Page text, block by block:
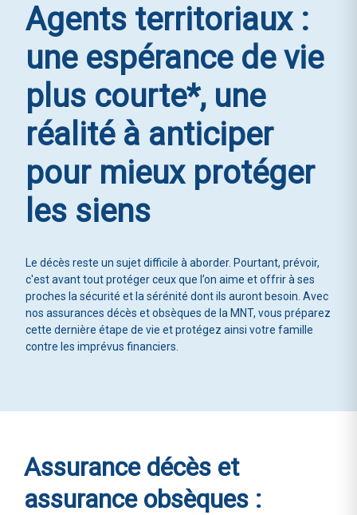
Agents territoriaux :
une espérance de vie
plus courte*, une
réalité à anticiper
pour mieux protéger
les siens
Le décès reste un sujet difficile à aborder. Pourtant, prévoir,
c'est avant tout protéger ceux que l’on aime et offrir à ses
proches la sécurité et la sérénité dont ils auront besoin. Avec
nos assurances décès et obsèques de la MNT, vous préparez
cette dernière étape de vie et protégez ainsi votre famille
contre les imprévus financiers.
Assurance décès et
assurance obsèques :